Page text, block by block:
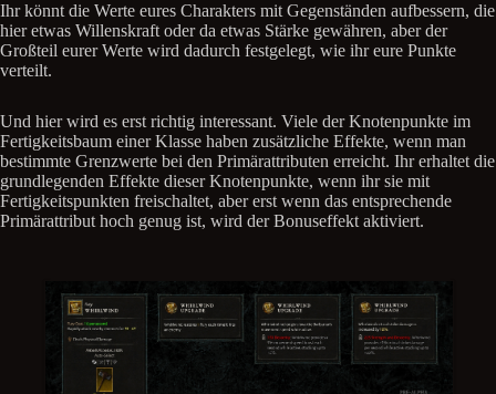
Ihr könnt die Werte eures Charakters mit Gegenständen aufbessern, die
hier etwas Willenskraft oder da etwas Stärke gewähren, aber der
Großteil eurer Werte wird dadurch festgelegt, wie ihr eure Punkte
verteilt.
Und hier wird es erst richtig interessant. Viele der Knotenpunkte im
Fertigkeitsbaum einer Klasse haben zusätzliche Effekte, wenn man
bestimmte Grenzwerte bei den Primärattributen erreicht. Ihr erhaltet die
grundlegenden Effekte dieser Knotenpunkte, wenn ihr sie mit
Fertigkeitspunkten freischaltet, aber erst wenn das entsprechende
Primärattribut hoch genug ist, wird der Bonuseffekt aktiviert.